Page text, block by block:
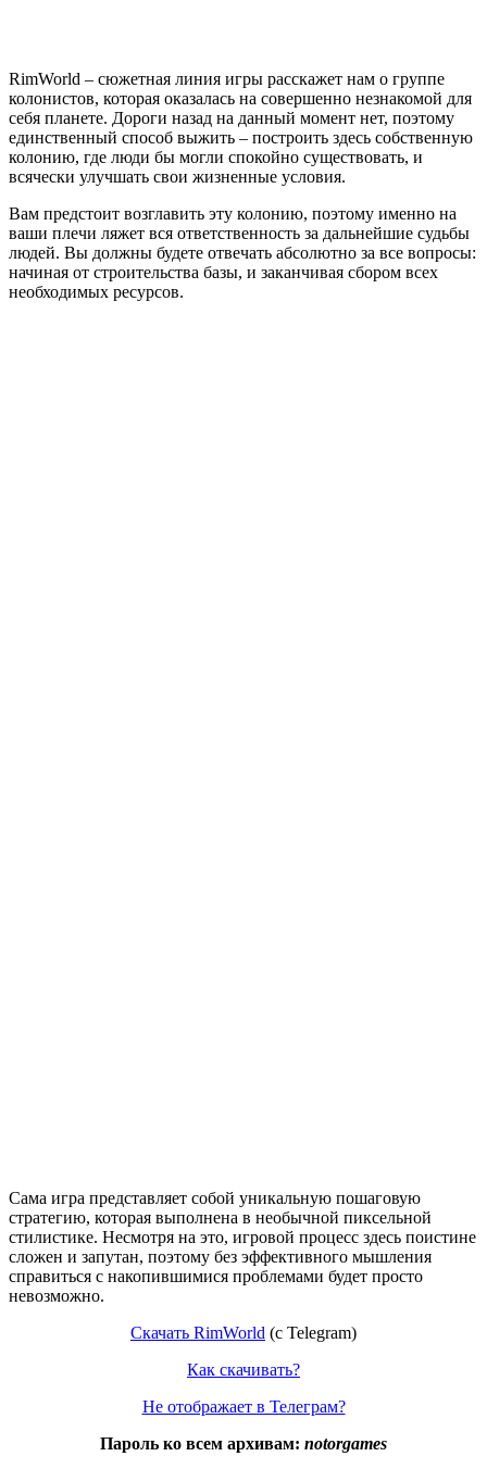
RimWorld – сюжетная линия игры расскажет нам о группе
колонистов, которая оказалась на совершенно незнакомой для
себя планете. Дороги назад на данный момент нет, поэтому
единственный способ выжить – построить здесь собственную
колонию, где люди бы могли спокойно существовать, и
всячески улучшать свои жизненные условия.
Вам предстоит возглавить эту колонию, поэтому именно на
ваши плечи ляжет вся ответственность за дальнейшие судьбы
людей. Вы должны будете отвечать абсолютно за все вопросы:
начиная от строительства базы, и заканчивая сбором всех
необходимых ресурсов.
Сама игра представляет собой уникальную пошаговую
стратегию, которая выполнена в необычной пиксельной
стилистике. Несмотря на это, игровой процесс здесь поистине
сложен и запутан, поэтому без эффективного мышления
справиться с накопившимися проблемами будет просто
невозможно.
Скачать RimWorld (c Telegram)
Как скачивать?
Не отображает в Телеграм?
Пароль ко всем архивам: notorgames